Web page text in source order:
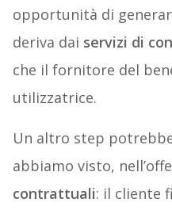
opportunità di
deriva dai servizi di
che il fornitore del
utilizzatrice.
Un altro step
abbiamo visto,
contrattuali: il cliente